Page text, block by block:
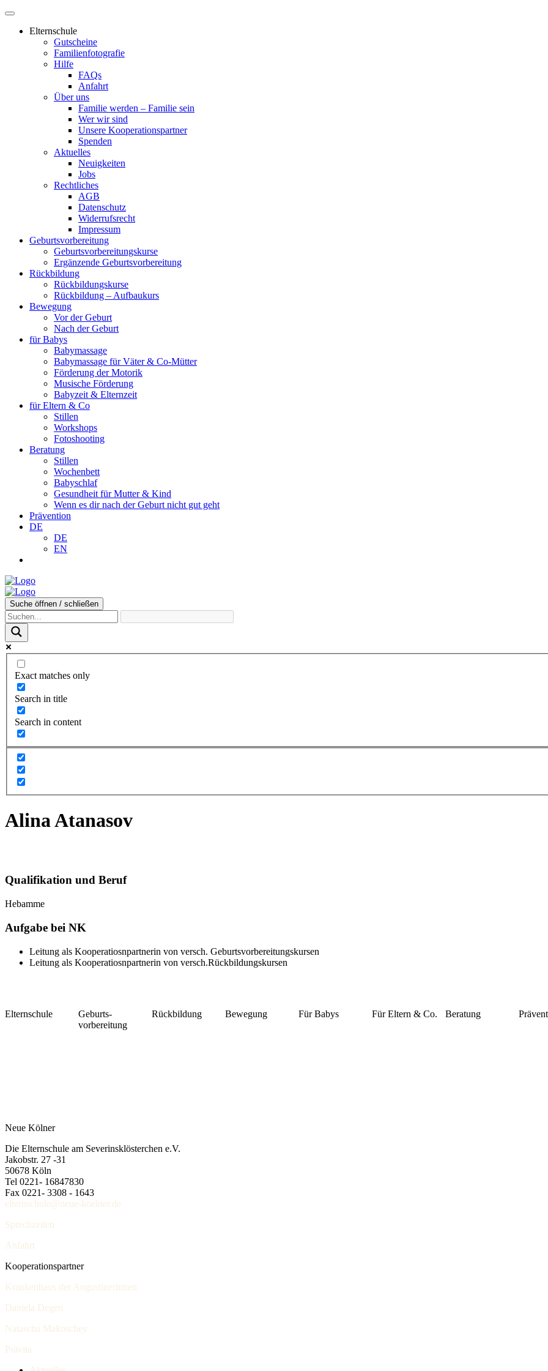
Elternschule
Gutscheine
Familienfotografie
Hilfe
FAQs
Anfahrt
Über uns
Familie werden – Familie sein
Wer wir sind
Unsere Kooperationspartner
Spenden
Aktuelles
Neuigkeiten
Jobs
Rechtliches
AGB
Datenschutz
Widerrufsrecht
Impressum
Geburtsvorbereitung
Geburtsvorbereitungskurse
Ergänzende Geburtsvorbereitung
Rückbildung
Rückbildungskurse
Rückbildung – Aufbaukurs
Bewegung
Vor der Geburt
Nach der Geburt
für Babys
Babymassage
Babymassage für Väter & Co-Mütter
Förderung der Motorik
Musische Förderung
Babyzeit & Elternzeit
für Eltern & Co
Stillen
Workshops
Fotoshooting
Beratung
Stillen
Wochenbett
Babyschlaf
Gesundheit für Mutter & Kind
Wenn es dir nach der Geburt nicht gut geht
Prävention
DE
DE
EN
Suche öffnen / schließen
Exact matches only
Search in title
Search in content
Alina Atanasov
Qualifikation und Beruf
Hebamme
Aufgabe bei NK
Leitung als Kooperatiosnpartnerin von versch. Geburtsvorbereitungskursen
Leitung als Kooperatiosnpartnerin von versch.Rückbildungskursen
Elternschule
Geburts-
vorbereitung
Rückbildung Bewegung Für Babys Für Eltern & Co. Beratung
Neue Kölner
Die Elternschule am Severinsklösterchen e.V.
Jakobstr. 27 -31
50678 Köln
Tel 0221- 16847830
Fax 0221- 3308 - 1643
elternschule@neue-koelner.de
Sprechzeiten
Anfahrt
Kooperationspartner
Krankenhaus der Augustinerinnen
Daniela Degen
Natascha Makoschey
Prävita